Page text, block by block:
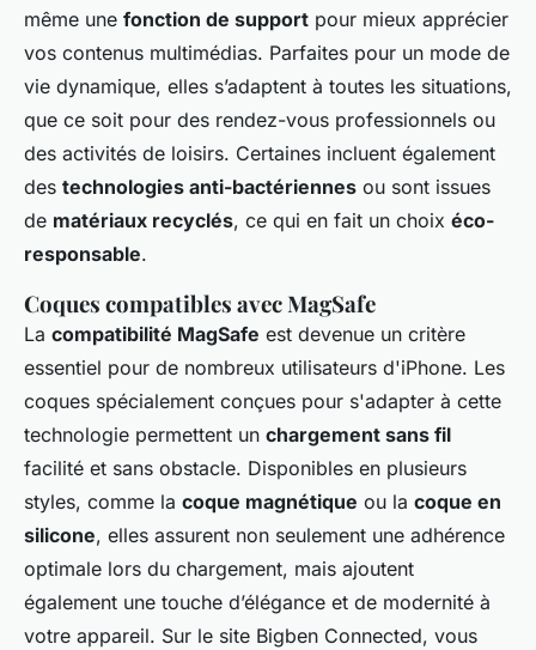
même une fonction de support pour mieux apprécier
vos contenus multimédias. Parfaites pour un mode de
vie dynamique, elles s’adaptent à toutes les situations,
que ce soit pour des rendez-vous professionnels ou
des activités de loisirs. Certaines incluent également
des technologies anti-bactériennes ou sont issues
de matériaux recyclés, ce qui en fait un choix éco-
responsable.
Coques compatibles avec MagSafe
La compatibilité MagSafe est devenue un critère
essentiel pour de nombreux utilisateurs d'iPhone. Les
coques spécialement conçues pour s'adapter à cette
technologie permettent un chargement sans fil
facilité et sans obstacle. Disponibles en plusieurs
styles, comme la coque magnétique ou la coque en
silicone, elles assurent non seulement une adhérence
optimale lors du chargement, mais ajoutent
également une touche d’élégance et de modernité à
votre appareil. Sur le site Bigben Connected, vous